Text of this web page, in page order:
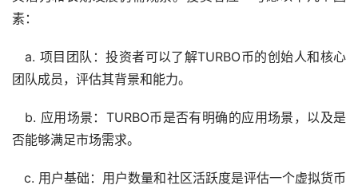
素：
a. 项目团队：投资者可以了解TURBO币的创始人和核心
团队成员，评估其背景和能力。
b. 应用场景：TURBO币是否有明确的应用场景，以及是
否能够满足市场需求。
c. 用户基础：用户数量和社区活跃度是评估一个虚拟货币